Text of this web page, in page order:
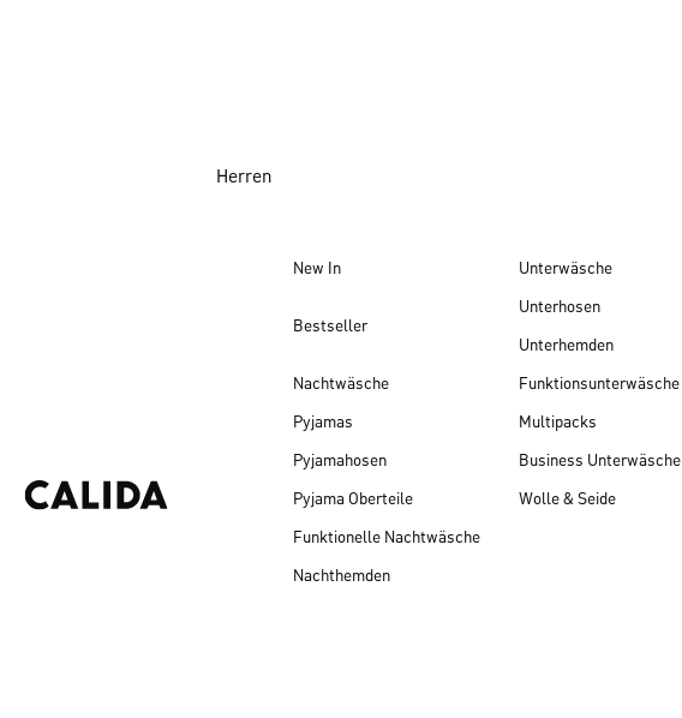
Herren
New In
Bestseller
Nachtwäsche
Pyjamas
Pyjamahosen
Pyjama Oberteile
Funktionelle Nachtwäsche
Nachthemden
Unterwäsche
Unterhosen
Unterhemden
Funktionsunterwäsche
Multipacks
Business Unterwäsche
Wolle & Seide